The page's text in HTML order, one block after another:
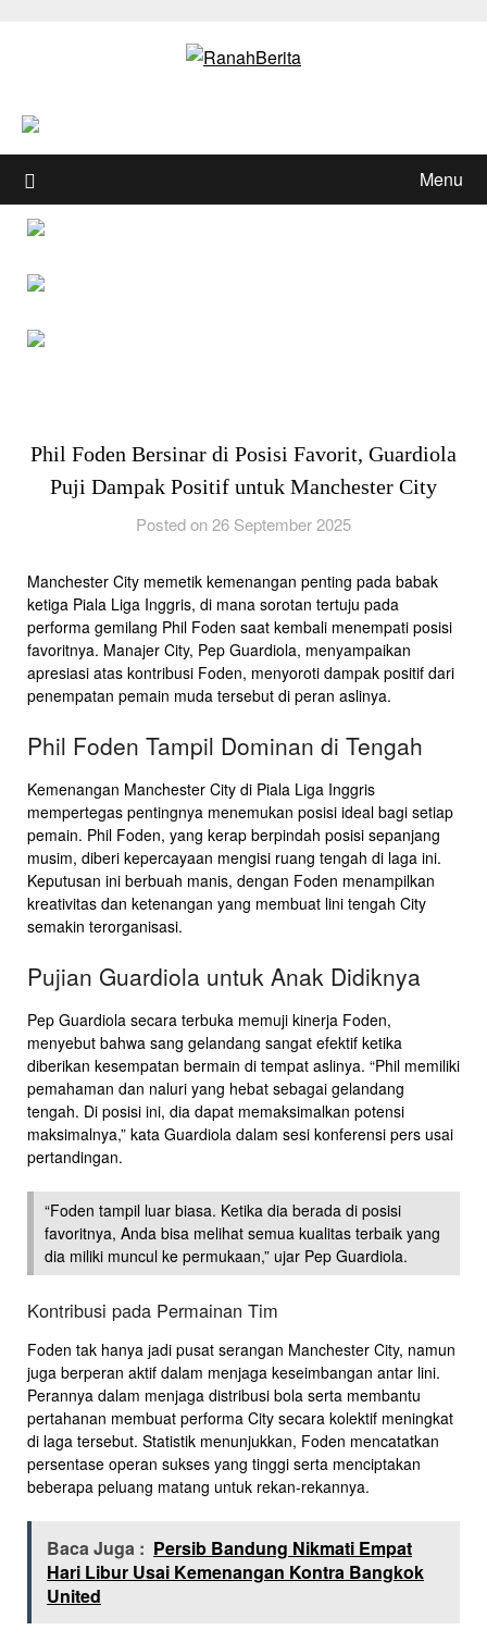
Menu
Phil Foden Bersinar di Posisi Favorit, Guardiola
Puji Dampak Positif untuk Manchester City
Posted on 26 September 2025
Manchester City memetik kemenangan penting pada babak
ketiga Piala Liga Inggris, di mana sorotan tertuju pada
performa gemilang Phil Foden saat kembali menempati posisi
favoritnya. Manajer City, Pep Guardiola, menyampaikan
apresiasi atas kontribusi Foden, menyoroti dampak positif dari
penempatan pemain muda tersebut di peran aslinya.
Phil Foden Tampil Dominan di Tengah
Kemenangan Manchester City di Piala Liga Inggris
mempertegas pentingnya menemukan posisi ideal bagi setiap
pemain. Phil Foden, yang kerap berpindah posisi sepanjang
musim, diberi kepercayaan mengisi ruang tengah di laga ini.
Keputusan ini berbuah manis, dengan Foden menampilkan
kreativitas dan ketenangan yang membuat lini tengah City
semakin terorganisasi.
Pujian Guardiola untuk Anak Didiknya
Pep Guardiola secara terbuka memuji kinerja Foden,
menyebut bahwa sang gelandang sangat efektif ketika
diberikan kesempatan bermain di tempat aslinya. “Phil memiliki
pemahaman dan naluri yang hebat sebagai gelandang
tengah. Di posisi ini, dia dapat memaksimalkan potensi
maksimalnya,” kata Guardiola dalam sesi konferensi pers usai
pertandingan.
“Foden tampil luar biasa. Ketika dia berada di posisi
favoritnya, Anda bisa melihat semua kualitas terbaik yang
dia miliki muncul ke permukaan,” ujar Pep Guardiola.
Kontribusi pada Permainan Tim
Foden tak hanya jadi pusat serangan Manchester City, namun
juga berperan aktif dalam menjaga keseimbangan antar lini.
Perannya dalam menjaga distribusi bola serta membantu
pertahanan membuat performa City secara kolektif meningkat
di laga tersebut. Statistik menunjukkan, Foden mencatatkan
persentase operan sukses yang tinggi serta menciptakan
beberapa peluang matang untuk rekan-rekannya.
Baca Juga : Persib Bandung Nikmati Empat
Hari Libur Usai Kemenangan Kontra Bangkok
United